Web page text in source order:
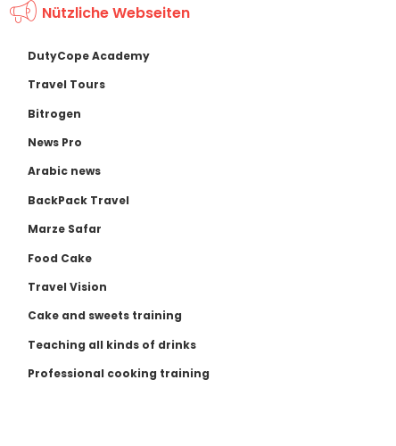
Nützliche Webseiten
DutyCope Academy
Travel Tours
Bitrogen
News Pro
Arabic news
BackPack Travel
Marze Safar
Food Cake
Travel Vision
Cake and sweets training
Teaching all kinds of drinks
Professional cooking training